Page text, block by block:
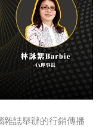
雜誌舉辦的行銷傳播
的責任！
位轉型該怎麼